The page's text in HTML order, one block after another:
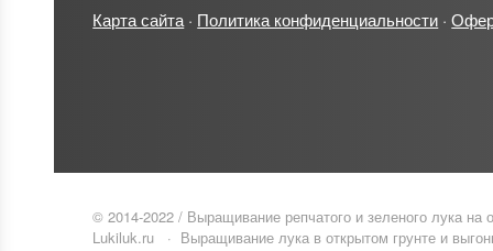
Карта сайта · Политика конфиденциальности ·
© 2014-2022 / Выращивание репчатого и зеленого лука
Lukiluk.ru · Выращивание лука в открытом грунте и